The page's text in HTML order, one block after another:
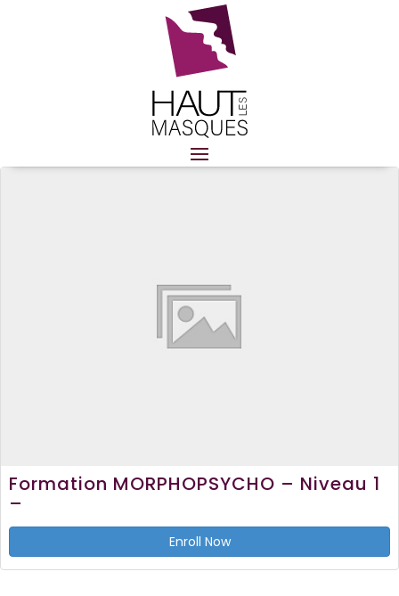
Formation MORPHOPSYCHO – Niveau 1
–
Enroll Now